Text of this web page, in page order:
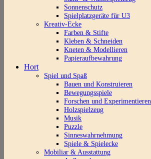
Sonnenschutz
Spielplatzgeräte für U3
Kreativ-Ecke
Farben & Stifte
Kleben & Schneiden
Kneten & Modellieren
Papieraufbewahrung
Hort
Spiel und Spaß
Bauen und Konstruieren
Bewegungsspiele
Forschen und Experimentieren
Holzspielzeug
Musik
Puzzle
Sinneswahrnehmung
Spiele & Spielecke
Mobiliar & Ausstattung